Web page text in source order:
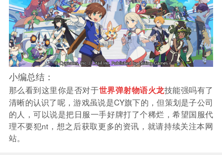
小编总结：
那么看到这里你是否对于世界弹射物语火龙技能强吗有了
清晰的认识了呢，游戏虽说是CY旗下的，但策划是子公司
的人，可以说是把日服一手好牌打了个稀烂，希望国服代
理不要犯nt，想之后获取更多的资讯，就请持续关注本网
站。